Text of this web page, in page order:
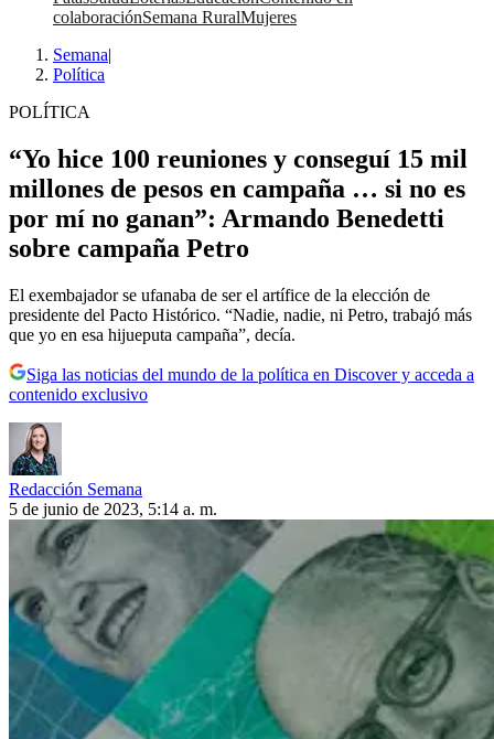
colaboraciónSemana RuralMujeres
Semana|
Política
POLÍTICA
“Yo hice 100 reuniones y conseguí 15 mil
millones de pesos en campaña … si no es
por mí no ganan”: Armando Benedetti
sobre campaña Petro
El exembajador se ufanaba de ser el artífice de la elección de
presidente del Pacto Histórico. “Nadie, nadie, ni Petro, trabajó más
que yo en esa hijueputa campaña”, decía.
Siga las noticias del mundo de la política en Discover y acceda a
contenido exclusivo
Redacción Semana
5 de junio de 2023, 5:14 a. m.